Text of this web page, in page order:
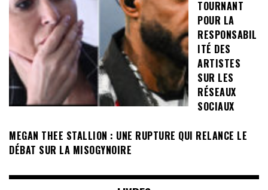
TOURNANT
POUR LA
RESPONSABIL
ITÉ DES
ARTISTES
SUR LES
RÉSEAUX
SOCIAUX
MEGAN THEE STALLION : UNE RUPTURE QUI RELANCE LE
DÉBAT SUR LA MISOGYNOIRE